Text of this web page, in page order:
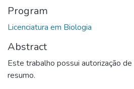
Program
Licenciatura em Biologia
Abstract
Este trabalho possui autorização
resumo.